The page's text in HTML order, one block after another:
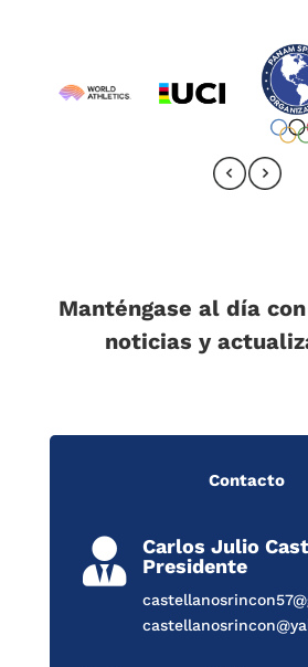
Manténgase al día
noticias y
Contacto

Carlos Julio
Presidente